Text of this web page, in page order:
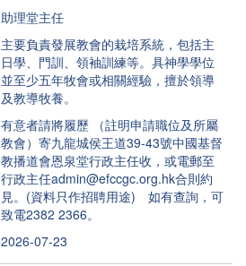
助理堂主任
主要負責發展教會的栽培系統，包括主
日學、門訓、領袖訓練等。具神學學位
並至少五年牧會或相關經驗，擅於領導
及教導牧養。
有意者請將履歷 （註明申請職位及所屬
教會）寄九龍城侯王道39-43號中國基督
教播道會恩泉堂行政主任收，或電郵至
行政主任admin@efccgc.org.hk合則約
見。(資料只作招聘用途) 如有查詢，可
致電2382 2366。
2026-07-23